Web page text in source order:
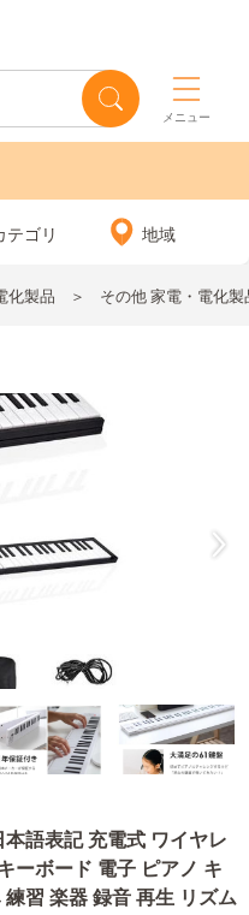
メニュー
テゴリ 地域
化製品 その他 家電・電化製
語表記 充電式 ワイヤレ
ーボード 電子 ピアノ キ
習 楽器 録音 再生 リズム